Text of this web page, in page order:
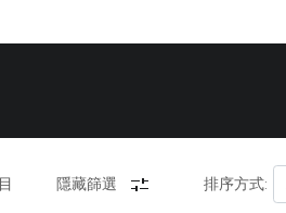
隱藏篩選 排序方式: